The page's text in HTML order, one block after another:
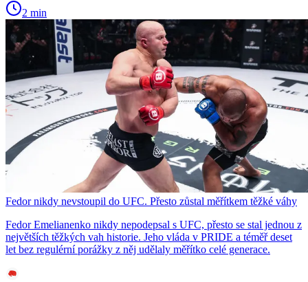
2 min
Fedor nikdy nevstoupil do UFC. Přesto zůstal měřítkem těžké váhy
Fedor Emelianenko nikdy nepodepsal s UFC, přesto se stal jednou z
největších těžkých vah historie. Jeho vláda v PRIDE a téměř deset
let bez regulérní porážky z něj udělaly měřítko celé generace.